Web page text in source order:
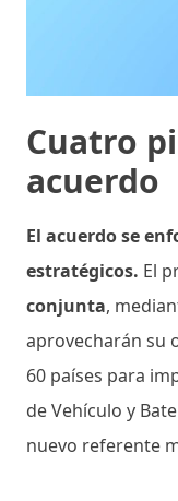
Cuatro
acuerdo
El acuerdo se
estratégicos. El
conjunta,
aprovecharán su
60 países para
de Vehículo y
nuevo referente